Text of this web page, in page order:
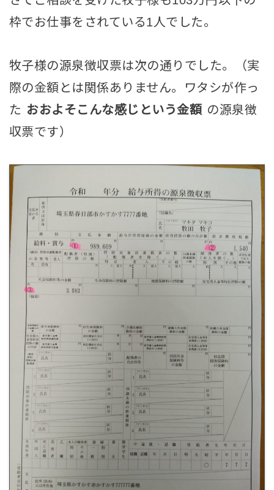
枠でお仕事をされている1人でした。
牧子様の源泉徴収票は次の通りでした。（実
際の金額とは関係ありません。ワタシが作っ
た おおよそこんな感じという金額 の源泉徴
収票です）